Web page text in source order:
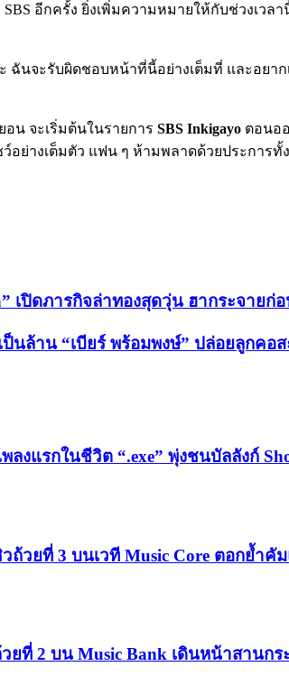
อีกครั้ง ยิ่งเพิ่มความหมายให้กับช่วงเว
นจะรับผิดชอบหน้าที่นี้อย่างเต็มที่ และอยา
อน จะเริ่มต้นในรายการ SBS Inkigayo ตอนอ
อย่างเต็มตัว แฟน ๆ ห้ามพลาดด้วยประการทั้
เปิดภารกิจล่าทองสุดวุ่น ฮากระจายก่
นล้าน “เบียร์ พร้อมพงษ์” ปล่อยลูกคอ
งแรกในชีวิต “.exe” พุ่งชนบัลลังก์
วยที่ 3 บนเวที Music Core ตอกย้ำคั
ยที่ 2 บน Music Bank เดินหน้าสานก